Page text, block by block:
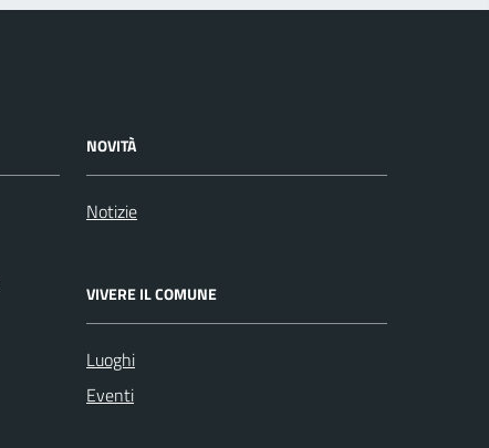
NOVITÀ
Notizie
VIVERE IL COMUNE
Luoghi
Eventi